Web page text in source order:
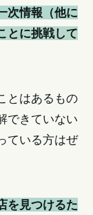
次情報（他に
とに挑戦して
とはあるもの
できていない
ている方はぜ
を見つけるた